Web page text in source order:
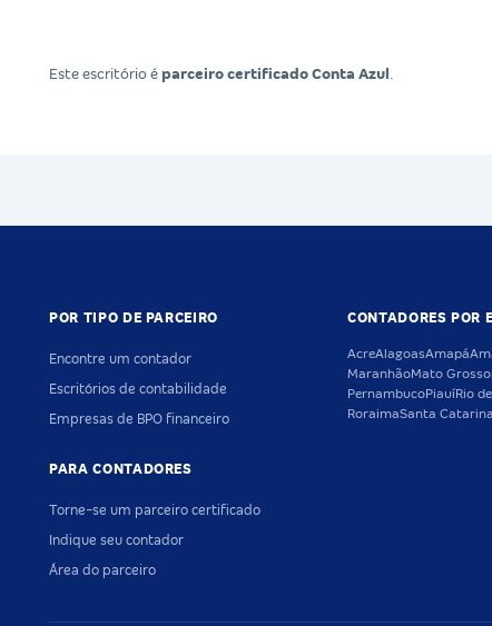
Este escritório é parceiro certificado Conta Azul .
POR TIPO DE PARCEIRO
Encontre um contador
Escritórios de contabilidade
Empresas de BPO financeiro
PARA CONTADORES
Torne-se um parceiro certificado
Indique seu contador
Área do parceiro
CONTADORES POR
AcreAlagoasAmapá
MaranhãoMato Grosso
PernambucoPiauíRio
RoraimaSanta Catarina